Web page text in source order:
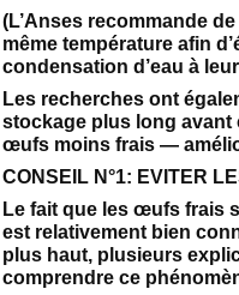
(L’Anses recommande
même température afin
condensation d’eau à
Les recherches ont
stockage plus long
œufs moins frais —
CONSEIL N°1: EVITER
Le fait que les œufs frais
est relativement bien
plus haut, plusieurs
comprendre ce